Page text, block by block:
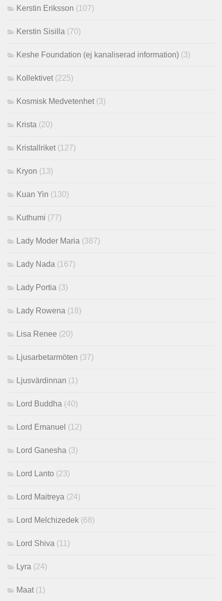
Kerstin Eriksson (107)
Kerstin Sisilla (70)
Keshe Foundation (ej kanaliserad information) (3)
Kollektivet(225)
Kosmisk Medvetenhet(3)
Krista (20)
Kristallriket(127)
Kryon (13)
Kuan Yin (130)
Kuthumi (77)
Lady Moder Maria (387)
Lady Nada (167)
Lady Portia (3)
Lady Rowena (18)
Lisa Renee (20)
Ljusarbetarmöten (37)
Ljusvärdinnan (1)
Lord Buddha (40)
Lord Emanuel (12)
Lord Ganesha (3)
Lord Lanto (23)
Lord Maitreya (24)
Lord Melchizedek (68)
Lord Shiva (11)
Lyra (24)
Maat(1)